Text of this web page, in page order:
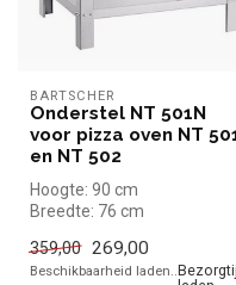
BARTSCHER
Onderstel NT 501N
voor pizza oven NT 501
en NT 502
Hoogte: 90 cm
Diepte: 61 cm
359,00
269,00